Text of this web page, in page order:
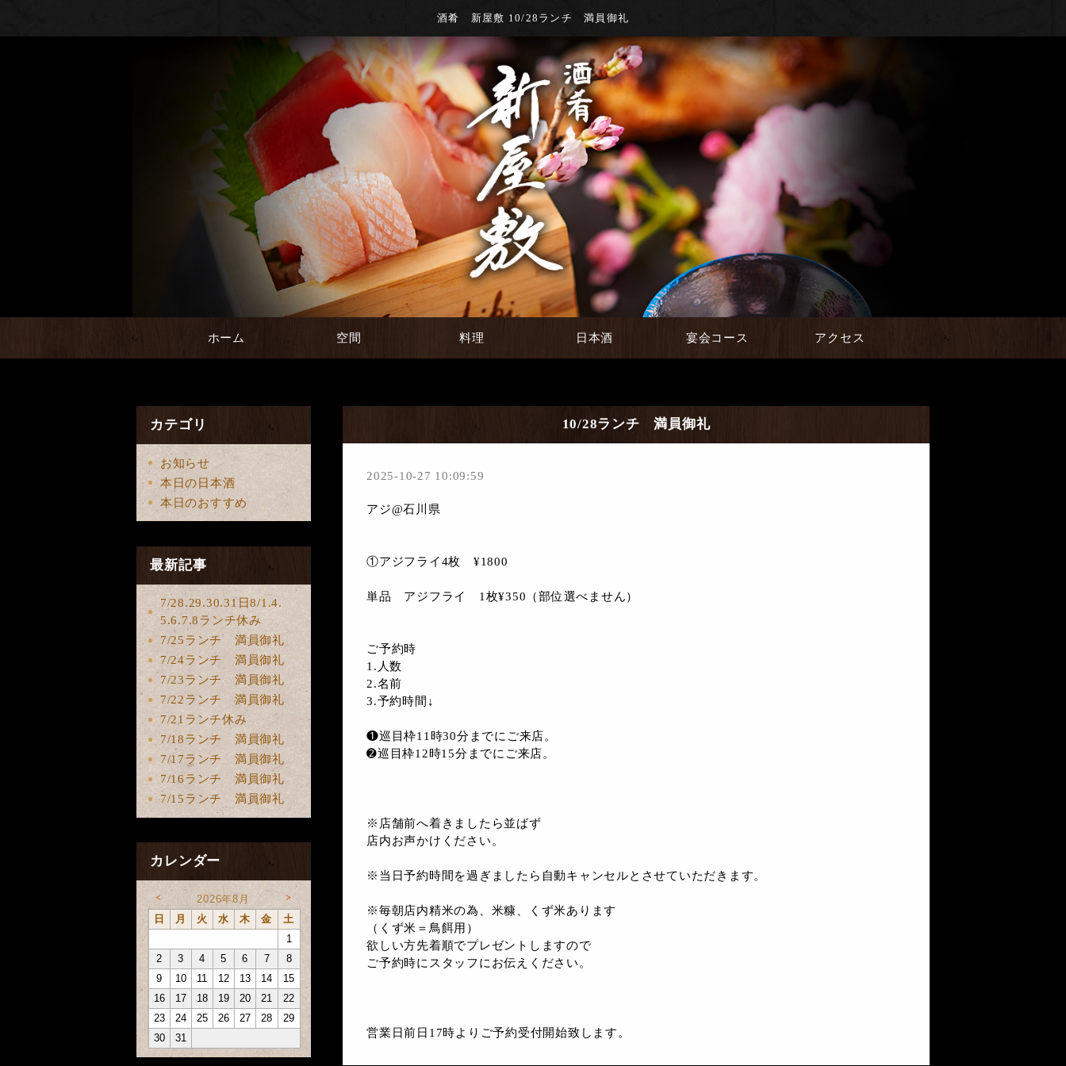
酒肴 新屋敷 10/28ランチ 満員御礼
ホーム 空間 料理 日本酒 宴会コース アクセス
カテゴリ
お知らせ
本日の日本酒
本日のおすすめ
最新記事
7/28.29.30.31日8/1.4.
5.6.7.8ランチ休み
7/25ランチ 満員御礼
7/24ランチ 満員御礼
7/23ランチ 満員御礼
7/22ランチ 満員御礼
7/21ランチ休み
7/18ランチ 満員御礼
7/17ランチ 満員御礼
7/16ランチ 満員御礼
7/15ランチ 満員御礼
カレンダー
< 2026年8月 >
日 月 火 水 木 金
土
1
2
3 4 5 6 7
8
9
10 11 12 13 14
15
16
17 18 19 20 21
22
23
24 25 26 27 28
29
30
31
10/28ランチ 満員御礼
2025-10-27 10:09:59
アジ@石川県
①アジフライ4枚 ¥1800
単品 アジフライ 1枚¥350（部位選べません）
ご予約時
1.人数
2.名前
3.予約時間↓
❶巡目枠11時30分までにご来店。
➋巡目枠12時15分までにご来店。
※店舗前へ着きましたら並ばず
店内お声かけください。
※当日予約時間を過ぎましたら自動キャンセルとさせていただきます。
※毎朝店内精米の為、米糠、くず米あります
（くず米＝鳥餌用）
欲しい方先着順でプレゼントしますので
ご予約時にスタッフにお伝えください。
営業日前日17時よりご予約受付開始致します。